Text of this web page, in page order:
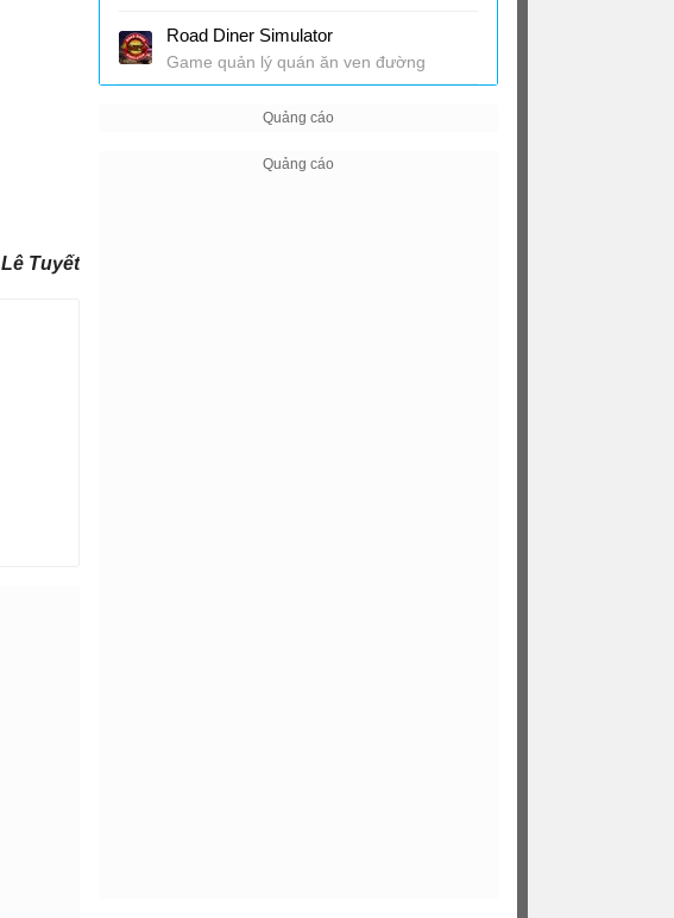
Lê Tuyết
Road Diner Simulator
Game quản lý quán ăn ven đường